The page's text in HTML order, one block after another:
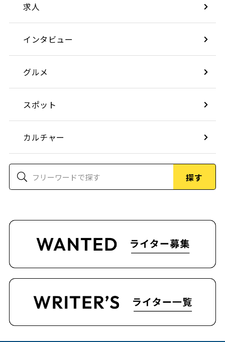
求人
インタビュー
グルメ
スポット
カルチャー
探す